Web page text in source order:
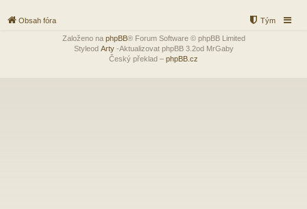
Obsah fóra Tým
Založeno na phpBB® Forum Software © phpBB Limited
Styleod Arty-Aktualizovat phpBB 3.2od MrGaby
Český překlad – phpBB.cz